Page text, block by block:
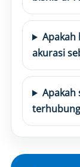
Apakah
akurasi
Apakah